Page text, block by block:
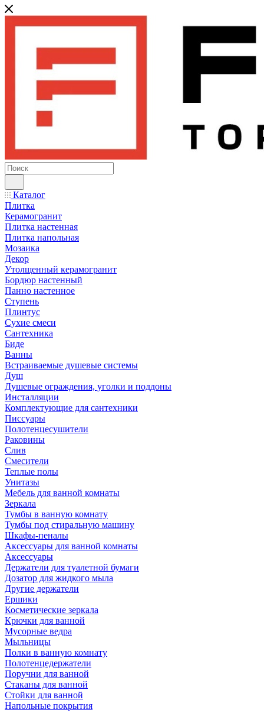
Каталог
Плитка
Керамогранит
Плитка настенная
Плитка напольная
Мозаика
Декор
Утолщенный керамогранит
Бордюр настенный
Панно настенное
Ступень
Плинтус
Сухие смеси
Сантехника
Биде
Ванны
Встраиваемые душевые системы
Душ
Душевые ограждения, уголки и поддоны
Инсталляции
Комплектующие для сантехники
Писсуары
Полотенцесушители
Раковины
Слив
Смесители
Теплые полы
Унитазы
Мебель для ванной комнаты
Зеркала
Тумбы в ванную комнату
Тумбы под стиральную машину
Шкафы-пеналы
Аксессуары для ванной комнаты
Аксессуары
Держатели для туалетной бумаги
Дозатор для жидкого мыла
Другие держатели
Ершики
Косметические зеркала
Крючки для ванной
Мусорные ведра
Мыльницы
Полки в ванную комнату
Полотенцедержатели
Поручни для ванной
Стаканы для ванной
Стойки для ванной
Напольные покрытия